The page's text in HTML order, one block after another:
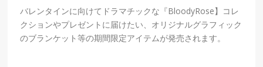
バレンタインに向けてドラマチックな『BloodyRose】コレ
クションやプレゼントに届けたい、オリジナルグラフィック
のブランケット等の期間限定アイテムが発売されます。